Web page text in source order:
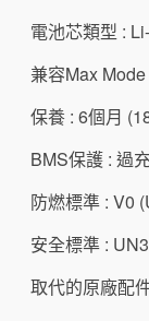
電池芯類型 :
兼容Max Mode
保養 : 6個月
BMS保護 : 過
防燃標準 : V0
安全標準 :
取代的原廠配